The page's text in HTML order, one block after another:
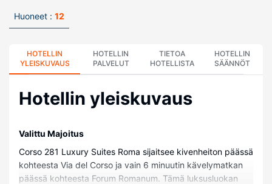
Huoneet : 12
HOTELLIN
YLEISKUVAUS
HOTELLIN
PALVELUT
TIETOA
HOTELLISTA
HOTELLIN
SÄÄNNÖT
Hotellin yleiskuvaus
Valittu Majoitus
Corso 281 Luxury Suites Roma sijaitsee kivenheiton päässä
kohteesta Via del Corso ja vain 6 minuutin kävelymatkan
päässä kohteesta Forum Romanum. Tämä luksusluokan